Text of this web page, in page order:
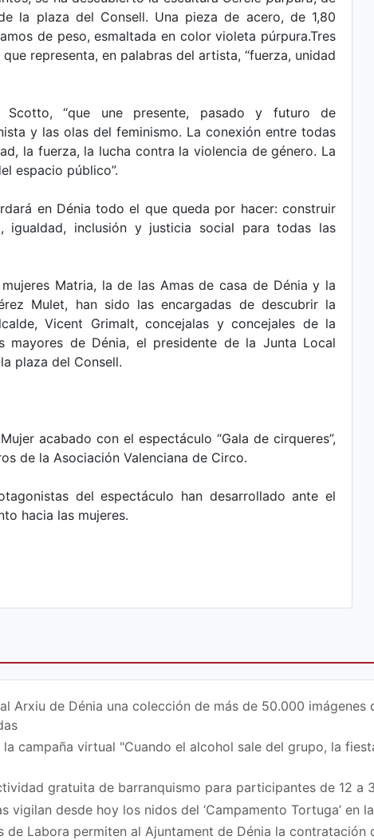
la plaza del Consell. Una pieza de acero, de 1,80
de peso, esmaltada en color violeta púrpura.Tres
representa, en palabras del artista, “fuerza, unidad
“que une presente, pasado y futuro de
y las olas del feminismo. La conexión entre todas
la fuerza, la lucha contra la violencia de género. La
espacio público”.
en Dénia todo el que queda por hacer: construir
igualdad, inclusión y justicia social para todas las
Matria, la de las Amas de casa de Dénia y la
Mulet, han sido las encargadas de descubrir la
Vicent Grimalt, concejalas y concejales de la
mayores de Dénia, el presidente de la Junta Local
plaza del Consell.
acabado con el espectáculo “Gala de cirqueres”,
de la Asociación Valenciana de Circo.
del espectáculo han desarrollado ante el
hacia las mujeres.
Arxiu de Dénia una colección de más de 50.000
campaña virtual "Cuando el alcohol sale del grupo, la
gratuita de barranquismo para participantes de 12 a
vigilan desde hoy los nidos del ‘Campamento Tortuga’ en
de Labora permiten al Ajuntament de Dénia la contratación